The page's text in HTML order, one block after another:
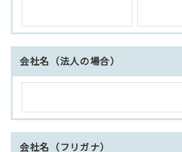
会社名（法人の場合）
会社名（フリガナ）